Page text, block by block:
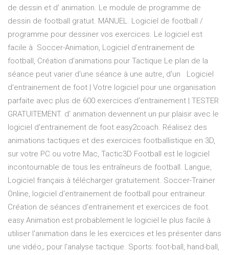
de dessin et d' animation. Le module de programme de
dessin de football gratuit. MANUEL. Logiciel de football /
programme pour dessiner vos exercices. Le logiciel est
facile à Soccer-Animation, Logiciel d'entrainement de
football, Création d'animations pour Tactique Le plan de la
séance peut varier d'une séance à une autre, d'un Logiciel
d'entrainement de foot | Votre logiciel pour une organisation
parfaite avec plus de 600 exercices d'entrainement | TESTER
GRATUITEMENT. d' animation deviennent un pur plaisir avec le
logiciel d'entrainement de foot easy2coach. Réalisez des
animations tactiques et des exercices footballistique en 3D,
sur votre PC ou votre Mac, Tactic3D Football est le logiciel
incontournable de tous les entraîneurs de football. Langue,
Logiciel français à télécharger gratuitement. Soccer-Trainer
Online, logiciel d'entrainement de football pour entraineur.
Création de séances d'entrainement et exercices de foot.
easy Animation est probablement le logiciel le plus facile à
utiliser l'animation dans le les exercices et les présenter dans
une vidéo,; pour l'analyse tactique. Sports: foot-ball, hand-ball,